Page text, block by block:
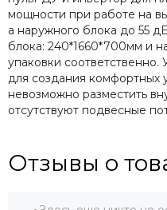
мощности при работе на
а наружного блока до 55
блока: 240*1660*700мм и
упаковки
для создания комфортных
невозможно разместить
отсутствуют подвесные
Отзывы о